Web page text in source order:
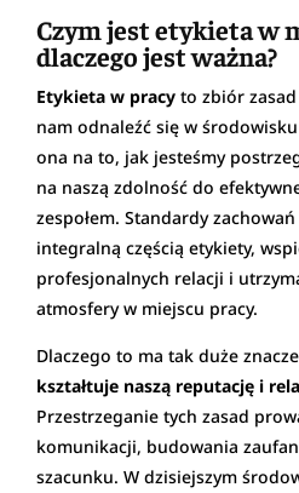
Czym jest etykieta w
dlaczego jest ważna?
Etykieta w pracy to zbiór
nam odnaleźć się w
ona na to, jak jesteśmy
na naszą zdolność do
zespołem. Standardy
integralną częścią etykiety,
profesjonalnych relacji i
atmosfery w miejscu pracy.
Dlaczego to ma tak duże
kształtuje naszą reputację i
Przestrzeganie tych zasad
komunikacji, budowania
szacunku. W dzisiejszym